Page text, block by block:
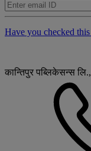
Have you checked
कान्तिपुर पब्लिकेसन्स